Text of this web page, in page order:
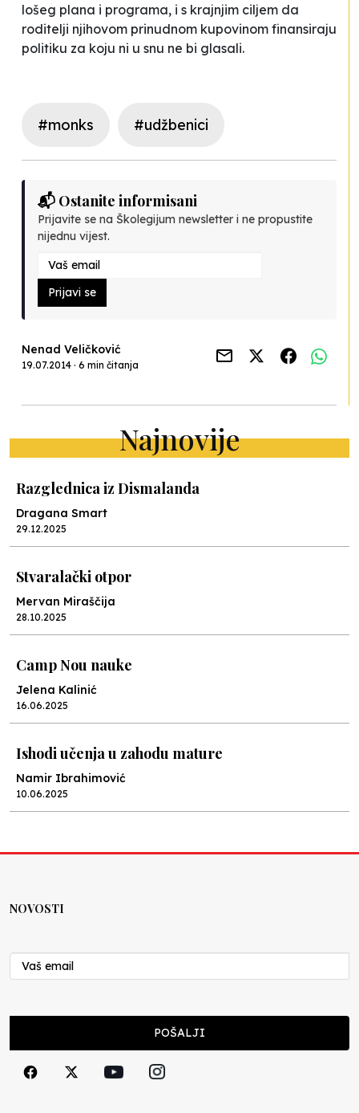
lošeg plana i programa, i s krajnjim ciljem da
roditelji njihovom prinudnom kupovinom finansiraju
politiku za koju ni u snu ne bi glasali.
#monks #udžbenici
📬 Ostanite informisani
Prijavite se na Školegijum newsletter i ne propustite
nijednu vijest.
Prijavi se
Nenad Veličković
19.07.2014 · 6 min čitanja
Najnovije
Razglednica iz Dismalanda
Dragana Smart
29.12.2025
Stvaralački otpor
Mervan Miraščija
28.10.2025
Camp Nou nauke
Jelena Kalinić
16.06.2025
Ishodi učenja u zahodu mature
Namir Ibrahimović
10.06.2025
Nenad Veličković
29.10.2024
Cuke i djeca
NOVOSTI
POŠALJI